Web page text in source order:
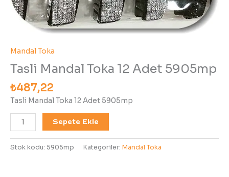
Mandal Toka
Tasli Mandal Toka 12 Adet 5905mp
₺487,22
Tasli Mandal Toka 12 Adet 5905mp
Sepete Ekle
Stok kodu: 5905mp Kategoriler: Mandal Toka